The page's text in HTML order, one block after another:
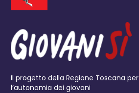
Il progetto della Regione Toscana per
l’autonomia dei giovani